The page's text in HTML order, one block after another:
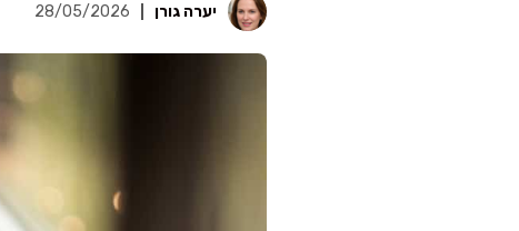
יערה גורן 28/05/2026